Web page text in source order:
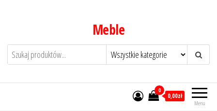
Meble
Menu
0
0,00zł